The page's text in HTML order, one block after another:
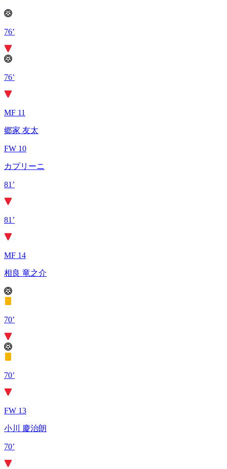
76’
76’
MF 11
郷家 友太
FW 10
カプリーニ
81’
81’
MF 14
相良 竜之介
70’
70’
FW 13
小川 慶治朗
70’